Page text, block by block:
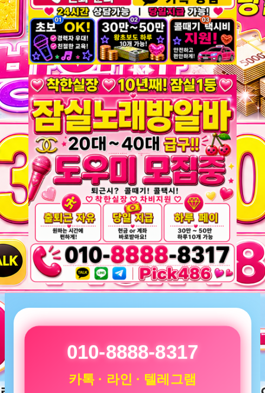
010-8888-8317
카톡 · 라인 · 텔레그램